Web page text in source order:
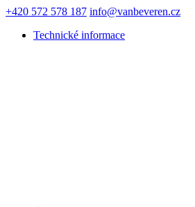
+420 572 578 187 info@vanbeveren.cz
Technické informace